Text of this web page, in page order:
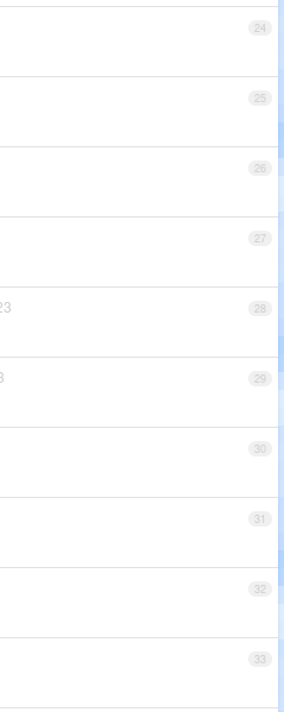
24
25
26
27
28
29
30
31
32
33